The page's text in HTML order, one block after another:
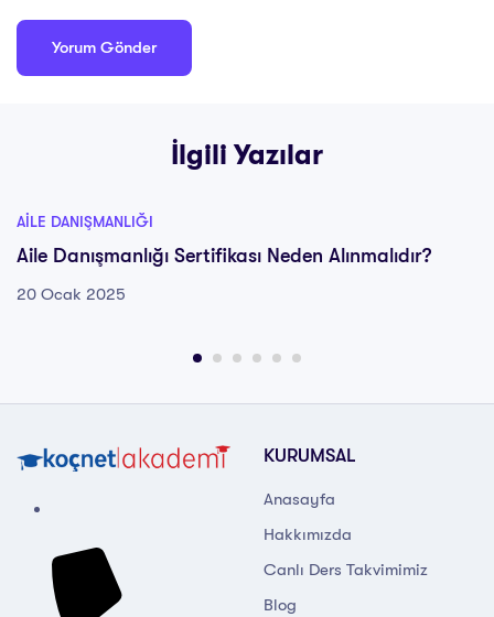
İlgili Yazılar
AILE DANIŞMANLIĞI
Aile Danışmanlığı Sertifikası Neden Alınmalıdır?
20 Ocak 2025
KURUMSAL
Anasayfa
Hakkımızda
Canlı Ders Takvimimiz
Blog